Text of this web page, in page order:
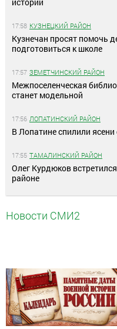
истории
17:58 КУЗНЕЦКИЙ РАЙОН
Кузнечан просят помочь
подготовиться к школе
17:57 ЗЕМЕТЧИНСКИЙ РАЙОН
Межпоселенческая
станет модельной
17:56 ЛОПАТИНСКИЙ РАЙОН
В Лопатине спилили
17:55 ТАМАЛИНСКИЙ РАЙОН
Олег Курдюков
районе
Новости СМИ2